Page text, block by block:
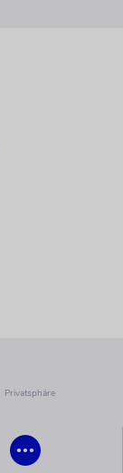
•••
Privatsphäre